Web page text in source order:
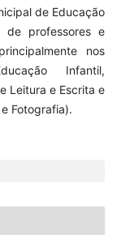
de Educação
de professores e
nos
Infantil,
Leitura e Escrita e
Fotografia).